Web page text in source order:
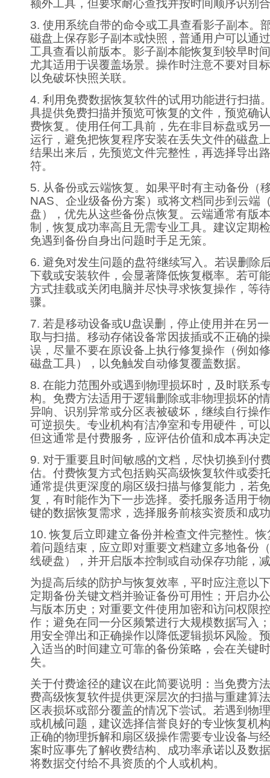
额外工具，但要求耐心查找并按时间顺序识别
3. 使用系统自带的命令或工具查看影子副本。
磁盘上保存影子副本或快照，普通用户可以通
工具查看以前版本。影子副本能恢复到较早时
尤其适用于误覆盖场景。操作时注意不要对目
以免破坏快照关联。
4. 利用免费数据恢复软件的试用功能进行扫描
具提供免费扫描并预览可恢复的文件，预览确
费恢复。使用任何工具前，先在非目标盘或另
运行，避免把恢复程序安装在丢失文件的磁盘
结果出来后，先预览文件完整性，再选择导出
符。
5. 从备份或云端恢复。如果平时有主动备份（
NAS、企业级备份方案）或将文档同步到云端
盘），优先从这些备份点恢复。云端通常有版
制，恢复成功率高且无需专业工具。建议定期
免遇到备份自身出问题时手足无策。
6. 避免对发生问题的盘符继续写入。若误删除
下载或安装软件，会显著降低恢复概率。若可
方式挂载或关闭电脑并尽快寻求恢复操作，等
骤。
7. 若是移动设备或U盘误删，停止使用并在另
取与扫描。移动存储设备常因拔插或不正确的
误，尽量不要在原设备上执行修复操作（例如
磁盘工具），以免触发自动修复覆盖数据。
8. 在能力范围外或遇到物理损坏时，及时联系
构。免费方法适用于逻辑删除或非物理损坏的
异响、识别异常或分区表被破坏，继续自行操
可逆损失。专业机构有洁净室和专用硬件，可
但这通常是付费服务，应评估价值和成本再决
9. 对于重要且时间敏感的文档，尽快切换到付
估。付费恢复方式包括购买高级恢复软件或委
通常提供更深度的扇区级扫描与修复能力，若
复，有时能作为下一步选择。委托服务适用于
键的数据恢复需求，选择服务前核实资质和成
10. 恢复后立即建立备份并检查文件完整性。
着问题结束，应立即对重要文档建立多地备份
线硬盘），并开启版本控制或自动保存功能，
为提高后续的防护与恢复效率，平时应注意以
定期备份关键文档并验证备份可用性；开启办
与版本历史；对重要文件使用加密和访问权限
作；避免在同一分区频繁进行大规模数据写入
用安全弹出和正确操作以降低逻辑损坏风险。
入适当的时间建立可靠的备份策略，会在关键
失。
关于付费途径的建议在此简要说明：当免费方
费高级恢复软件提供更深层次的扫描与重建算
区表损坏或部分覆盖的情况下尝试。若遇到物
或机械问题，建议选择信誉良好的专业恢复机
正确的物理拆解和扇区级操作需要专业设备与
案时应事先了解收费结构、成功率承诺以及数
将数据交付给不具资质的个人或机构。